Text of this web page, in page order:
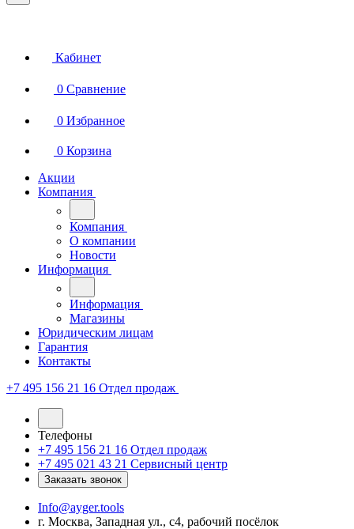
Кабинет
0 Сравнение
0 Избранное
0 Корзина
Акции
Компания
Компания
О компании
Новости
Информация
Информация
Магазины
Юридическим лицам
Гарантия
Контакты
+7 495 156 21 16 Отдел продаж
Телефоны
+7 495 156 21 16 Отдел продаж
+7 495 021 43 21 Cервисный центр
Заказать звонок
Info@ayger.tools
г. Москва, Западная ул., с4, рабочий посёлок